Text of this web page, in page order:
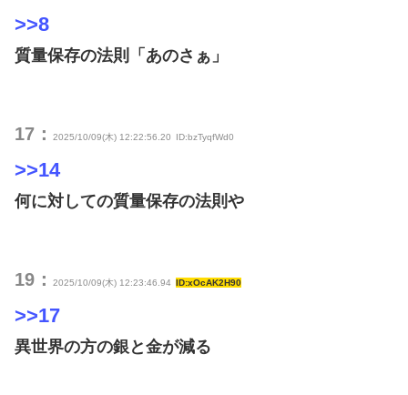
>>8
質量保存の法則「あのさぁ」
17： 2025/10/09(木) 12:22:56.20 ID:bzTyqfWd0
>>14
何に対しての質量保存の法則や
19： 2025/10/09(木) 12:23:46.94 ID:xOcAK2H90
>>17
異世界の方の銀と金が減る